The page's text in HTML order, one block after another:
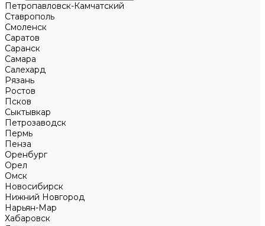
Петропавловск-Камчатский
Ставрополь
Смоленск
Саратов
Саранск
Самара
Салехард
Рязань
Ростов
Псков
Сыктывкар
Петрозаводск
Пермь
Пенза
Оренбург
Орел
Омск
Новосибирск
Нижний Новгород
Нарьян-Мар
Хабаровск